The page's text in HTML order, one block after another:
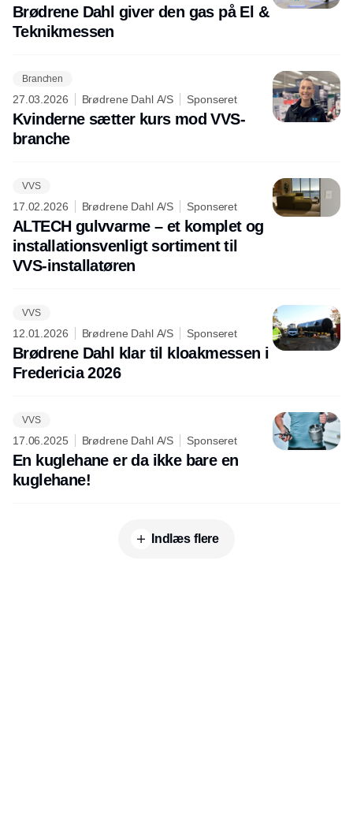
Brødrene Dahl giver den gas på El &
Teknikmessen
Branchen
27.03.2026 Brødrene Dahl A/S Sponseret
Kvinderne sætter kurs mod VVS-
branche
VVS
17.02.2026 Brødrene Dahl A/S Sponseret
ALTECH gulvvarme – et komplet og
installationsvenligt sortiment til
VVS-installatøren
VVS
12.01.2026 Brødrene Dahl A/S Sponseret
Brødrene Dahl klar til kloakmessen i
Fredericia 2026
VVS
17.06.2025 Brødrene Dahl A/S Sponseret
En kuglehane er da ikke bare en
kuglehane!
Indlæs flere